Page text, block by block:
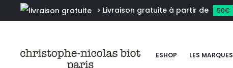
> Livraison gratuite à partir de 50€
ESHOP LES MARQUES